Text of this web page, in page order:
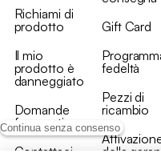
Continua senza consenso
Richiami di
prodotto
Il mio
prodotto è
danneggiato
Domande
frequenti
Contattaci
Gift Card
fedeltà
Pezzi di
ricambio
della